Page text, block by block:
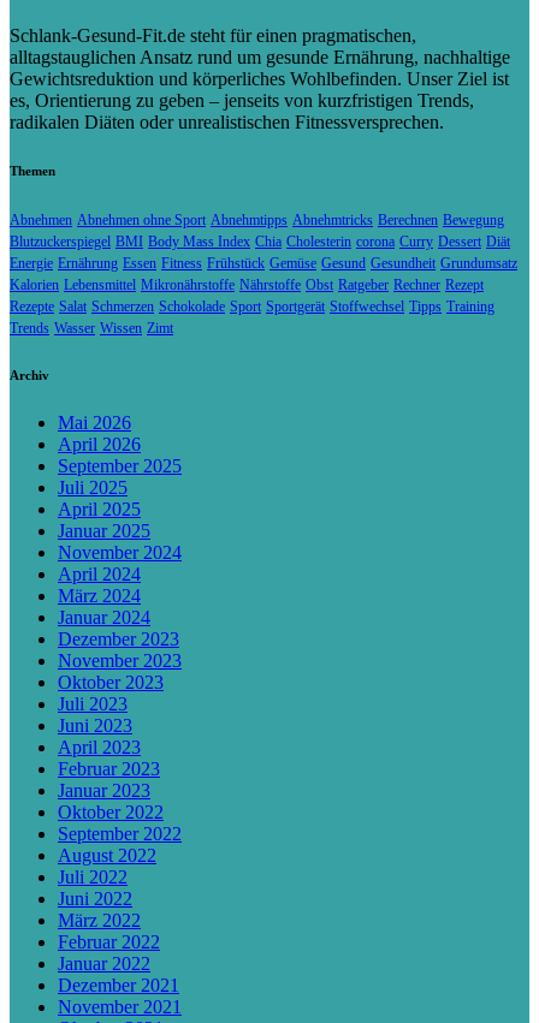
Schlank-Gesund-Fit.de steht für einen pragmatischen,
alltagstauglichen Ansatz rund um gesunde Ernährung, nachhaltige
Gewichtsreduktion und körperliches Wohlbefinden. Unser Ziel ist
es, Orientierung zu geben – jenseits von kurzfristigen Trends,
radikalen Diäten oder unrealistischen Fitnessversprechen.
Themen
Abnehmen Abnehmen ohne Sport Abnehmtipps Abnehmtricks Berechnen Bewegung
Blutzuckerspiegel BMI Body Mass Index Chia Cholesterin corona Curry Dessert Diät
Energie Ernährung Essen Fitness Frühstück Gemüse Gesund Gesundheit Grundumsatz
Kalorien Lebensmittel Mikronährstoffe Nährstoffe Obst Ratgeber Rechner Rezept
Rezepte Salat Schmerzen Schokolade Sport Sportgerät Stoffwechsel Tipps Training
Trends Wasser Wissen Zimt
Archiv
Mai 2026
April 2026
September 2025
Juli 2025
April 2025
Januar 2025
November 2024
April 2024
März 2024
Januar 2024
Dezember 2023
November 2023
Oktober 2023
Juli 2023
Juni 2023
April 2023
Februar 2023
Januar 2023
Oktober 2022
September 2022
August 2022
Juli 2022
Juni 2022
März 2022
Februar 2022
Januar 2022
Dezember 2021
November 2021